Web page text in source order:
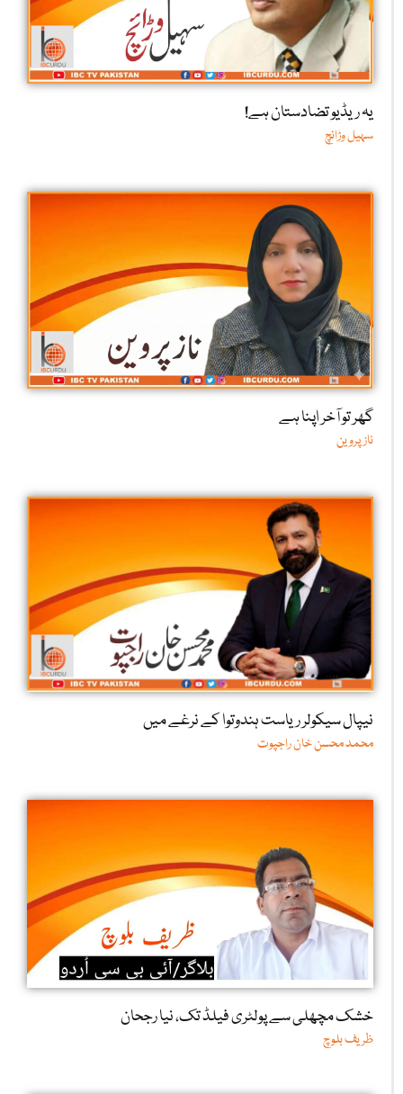
یہ ریڈیو تضادستان ہے!
سہیل وڑائچ
گھر تو آخر اپنا ہے
ناز پروین
نیپال سیکولر ریاست ہندوتوا کے نرغے میں
محمد محسن خان راجپوت
خشک مچھلی سے پولٹری فیلڈ تک، نیا رجحان
ظریف بلوچ